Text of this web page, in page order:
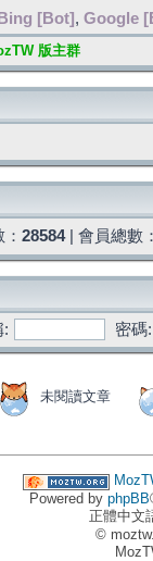
Bing [Bot] , Google
版主群
28584| 會員總數
:
密碼:
未閱讀文章
Powered by phpBB
正體中文
©